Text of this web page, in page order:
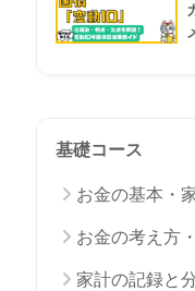
基礎コース
お金の基本・
お金の考え方
家計の記録と